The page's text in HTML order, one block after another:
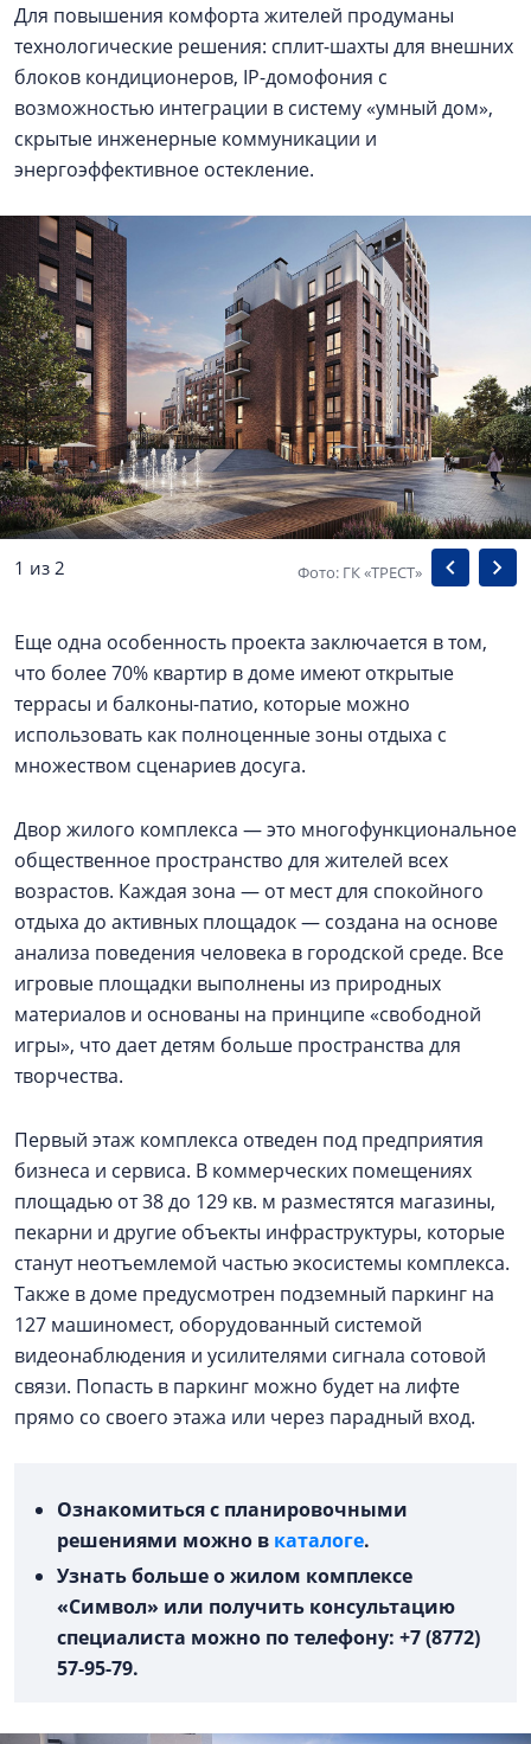
Для повышения комфорта жителей продуманы
технологические решения: сплит-шахты для внешних
блоков кондиционеров, IP-домофония с
возможностью интеграции в систему «умный дом»,
скрытые инженерные коммуникации и
энергоэффективное остекление.
1 из 2 Фото: ГК «ТРЕСТ»
Еще одна особенность проекта заключается в том,
что более 70% квартир в доме имеют открытые
террасы и балконы-патио, которые можно
использовать как полноценные зоны отдыха с
множеством сценариев досуга.
Двор жилого комплекса — это многофункциональное
общественное пространство для жителей всех
возрастов. Каждая зона — от мест для спокойного
отдыха до активных площадок — создана на основе
анализа поведения человека в городской среде. Все
игровые площадки выполнены из природных
материалов и основаны на принципе «свободной
игры», что дает детям больше пространства для
творчества.
Первый этаж комплекса отведен под предприятия
бизнеса и сервиса. В коммерческих помещениях
площадью от 38 до 129 кв. м разместятся магазины,
пекарни и другие объекты инфраструктуры, которые
станут неотъемлемой частью экосистемы комплекса.
Также в доме предусмотрен подземный паркинг на
127 машиномест, оборудованный системой
видеонаблюдения и усилителями сигнала сотовой
связи. Попасть в паркинг можно будет на лифте
прямо со своего этажа или через парадный вход.
Ознакомиться с планировочными
решениями можно в каталоге.
Узнать больше о жилом комплексе
«Символ» или получить консультацию
специалиста можно по телефону: +7 (8772)
57-95-79.